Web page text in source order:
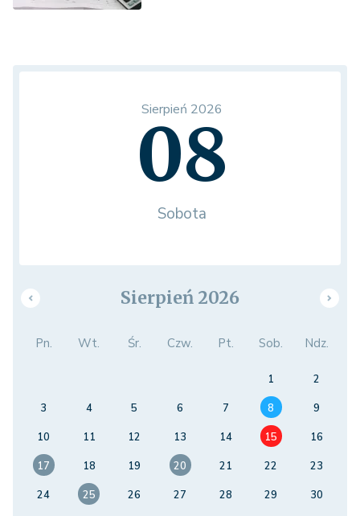
Sierpień 2026
08
Sobota
Sierpień 2026
Pn. Wt. Śr. Czw. Pt. Sob. Ndz.
1
2
3
4 5 6 7 8
9
10
11 12 13 14 15
16
17
18 19 20 21 22
23
24
25 26 27 28 29
30